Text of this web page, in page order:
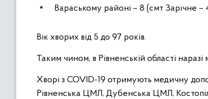
Вараському районі – 8 (смт Зарічне –
Вік хворих від 5 до 97 років.
Таким чином, в Рівненській області
Хворі з COVID-19 отримують медичну
Рівненська ЦМЛ, Дубенська ЦМЛ,